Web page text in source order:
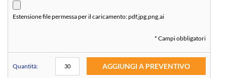
Estensione file permessa per il caricamento:pdf,jpg,png,ai
* Campi obbligatori
Quantità: AGGIUNGI A PREVENTIVO